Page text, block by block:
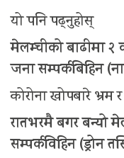
यो पनि पढ्नुहोस्
मेलम्चीको बाढीमा २
जना सम्पर्कबिहिन
कोरोना खोपबारे भ्रम
रातभरमै बगर बन्यो
सम्पर्कविहिन (ड्रोन